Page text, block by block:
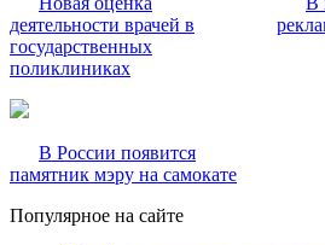
деятельности врачей в
государственных
поликлиниках
В России появится
памятник мэру на самокате
Популярное на сайте